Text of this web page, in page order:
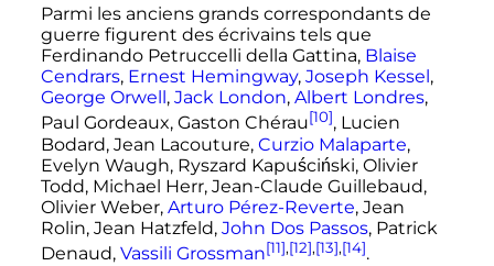
Parmi les anciens grands correspondants de
guerre figurent des écrivains tels que
Ferdinando Petruccelli della Gattina, Blaise
Cendrars, Ernest Hemingway, Joseph Kessel ,
George Orwell , Jack London, Albert Londres,
Paul Gordeaux, Gaston Chérau[10], Lucien
Bodard, Jean Lacouture, Curzio Malaparte,
Evelyn Waugh, Ryszard Kapuściński, Olivier
Todd, Michael Herr, Jean-Claude Guillebaud,
Olivier Weber, Arturo Pérez-Reverte, Jean
Rolin, Jean Hatzfeld, John Dos Passos, Patrick
Denaud, Vassili Grossman[11],[12],[13],[14].